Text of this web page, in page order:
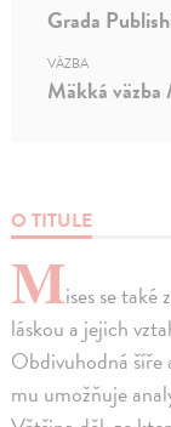
O TITULE
Mises se
láskou a jejich
Obdivuhodná šíře
mu umožňuje
Grada
VÄZBA
Mäkká väzba